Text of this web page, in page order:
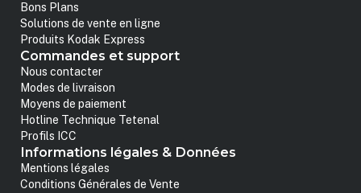
Bons Plans
Solutions de vente en ligne
Produits Kodak Express
Commandes et support
Nous contacter
Modes de livraison
Moyens de paiement
Hotline Technique Tetenal
Profils ICC
Informations légales & Données
Mentions légales
Conditions Générales de Vente